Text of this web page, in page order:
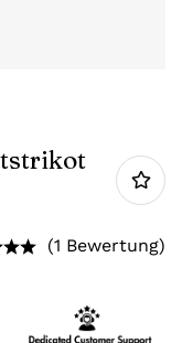
(1 Bewertung)